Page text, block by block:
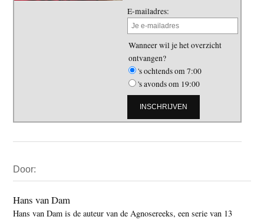
E-mailadres:
Wanneer wil je het overzicht
ontvangen?
's ochtends om 7:00
's avonds om 19:00
Sidebar
Door:
Hans van Dam
Hans van Dam is de auteur van de Agnosereeks, een serie van 13